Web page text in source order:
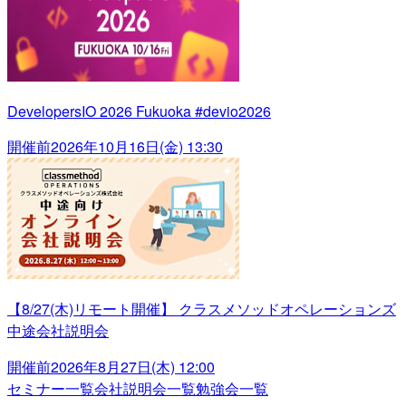
DevelopersIO 2026 Fukuoka #devio2026
開催前2026年10月16日(金) 13:30
【8/27(木)リモート開催】 クラスメソッドオペレーションズ
中途会社説明会
開催前2026年8月27日(木) 12:00
セミナー一覧会社説明会一覧勉強会一覧